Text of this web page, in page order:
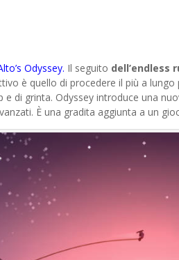
Odyssey. Il seguito dell’endless
è quello di procedere il più a
di grinta. Odyssey introduce una
È una gradita aggiunta a un